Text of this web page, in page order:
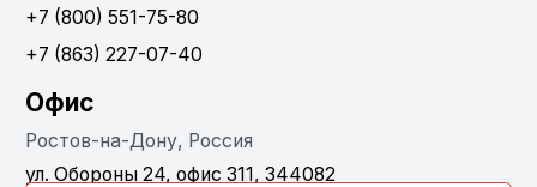
+7 (800) 551-75-80
+7 (863) 227-07-40
Офис
Ростов-на-Дону, Россия
ул. Обороны 24, офис 311, 344082